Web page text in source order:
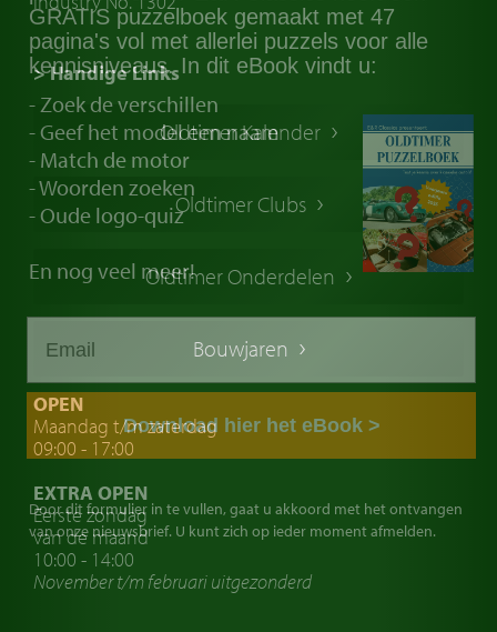
> Handige Links
Een klassieke auto kopen
Oldtimer markt
Oldtimers in Europa
Amerikaanse oldtimers
Franse oldtimers
Duitse oldtimers
Italiaanse oldtimers
Zweedse oldtimers
Oldtimer verzekering
Oldtimer reizen
Oldtimerwerkplaats
Automerk horloges
Oldtimer Kalender
Oldtimer Clubs
Oldtimer Onderdelen
Bouwjaren
OPEN
Maandag t/m zaterdag
09:00 - 17:00
EXTRA OPEN
Eerste zondag
van de maand
10:00 - 14:00
November t/m februariuitgezonderd
GRATIS puzzelboek gemaakt met 47
pagina's vol met allerlei puzzels voor alle
kennisniveaus. In dit eBook vindt u:
- Zoek de verschillen
- Geef het model een naam
- Match de motor
- Woorden zoeken
- Oude logo-quiz
En nog veel meer!
Download hier het eBook >
Door dit formulier in te vullen, gaat u akkoord met het ontvangen
van onze nieuwsbrief. U kunt zich op ieder moment afmelden.